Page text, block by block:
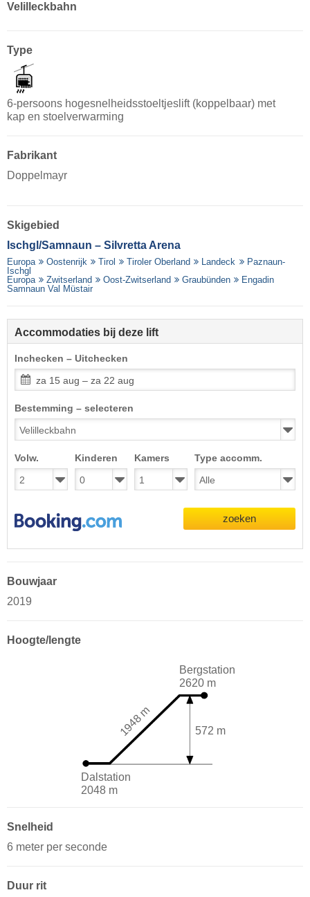
Velilleckbahn
Type
6-persoons hogesnelheidsstoeltjeslift (koppelbaar) met
kap en stoelverwarming
Fabrikant
Doppelmayr
Skigebied
Ischgl/​Samnaun – Silvretta Arena
Europa Oostenrijk Tirol Tiroler Oberland Landeck
Paznaun-
Ischgl
Europa
Zwitserland Oost-Zwitserland Graubünden
Engadin
Samnaun Val Müstair
Accommodaties bij deze lift
Inchecken – Uitchecken
za 15 aug – za 22 aug
Bestemming – selecteren
Volw. Kinderen Kamers Type accomm.
zoeken
Bouwjaar
2019
Hoogte/lengte
Dalstation
2048 m
Bergstation
2620 m
572 m
1948 m
Snelheid
6 meter per seconde
Duur rit